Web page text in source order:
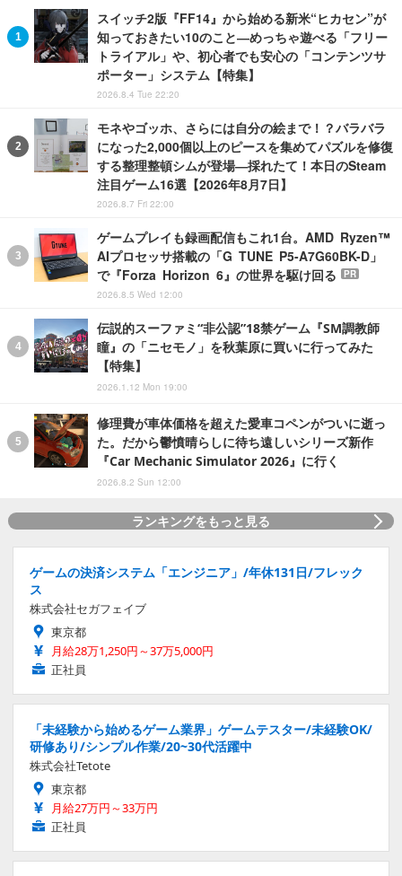
スイッチ2版『FF14』から始める新米“ヒカセン”が
知っておきたい10のこと―めっちゃ遊べる「フリー
トライアル」や、初心者でも安心の「コンテンツサ
ポーター」システム【特集】
2026.8.4 Tue 22:20
モネやゴッホ、さらには自分の絵まで！？バラバラ
になった2,000個以上のピースを集めてパズルを修復
する整理整頓シムが登場―採れたて！本日のSteam
注目ゲーム16選【2026年8月7日】
2026.8.7 Fri 22:00
ゲームプレイも録画配信もこれ1台。AMD Ryzen™
AIプロセッサ搭載の「G TUNE P5-A7G60BK-D」
で『Forza Horizon 6』の世界を駆け回る
PR
2026.8.5 Wed 12:00
伝説的スーファミ“非公認”18禁ゲーム『SM調教師
瞳』の「ニセモノ」を秋葉原に買いに行ってみた
【特集】
2026.1.12 Mon 19:00
修理費が車体価格を超えた愛車コペンがついに逝っ
た。だから鬱憤晴らしに待ち遠しいシリーズ新作
『Car Mechanic Simulator 2026』に行く
2026.8.2 Sun 12:00
ランキングをもっと見る
ゲームの決済システム「エンジニア」/年休131日/フレック
ス
株式会社セガフェイブ
東京都
月給28万1,250円～37万5,000円
正社員
「未経験から始めるゲーム業界」ゲームテスター/未経験OK/
研修あり/シンプル作業/20~30代活躍中
株式会社Tetote
東京都
月給27万円～33万円
正社員